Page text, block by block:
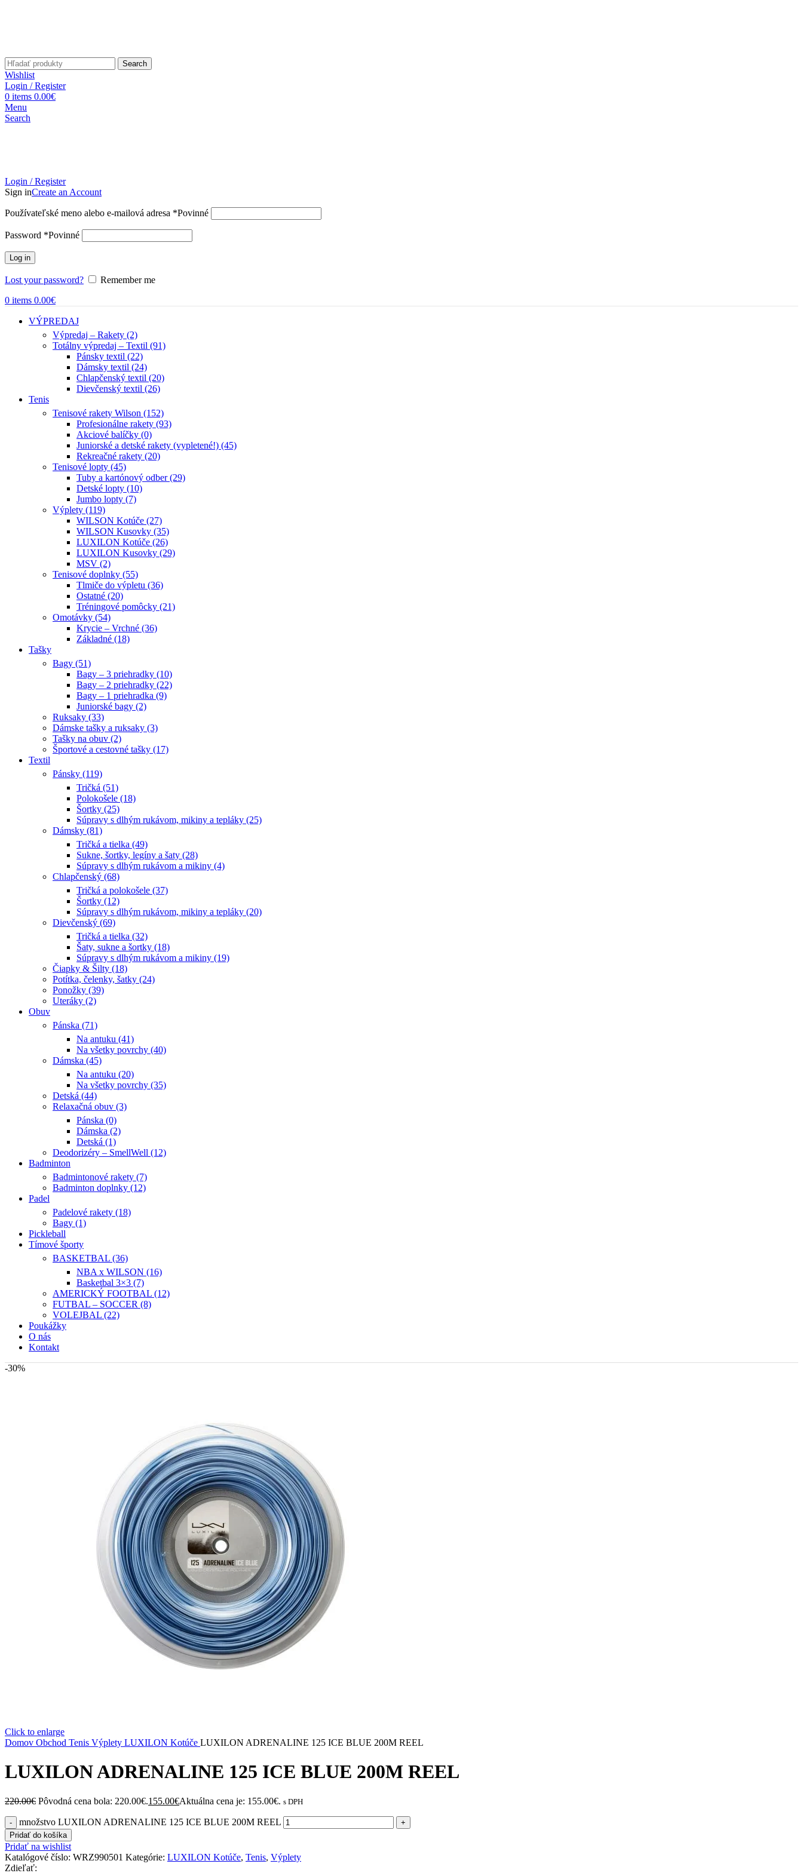
Search
Wishlist
Login / Register
0 items 0.00€
Menu
Search
Login / Register
Sign inCreate an Account
Používateľské meno alebo e-mailová adresa *Povinné
Password *Povinné
Log in
Lost your password?
Remember me
0 items 0.00€
VÝPREDAJ
Výpredaj – Rakety (2)
Totálny výpredaj – Textil (91)
Pánsky textil (22)
Dámsky textil (24)
Chlapčenský textil (20)
Dievčenský textil (26)
Tenis
Tenisové rakety Wilson (152)
Profesionálne rakety (93)
Akciové balíčky (0)
Juniorské a detské rakety (vypletené!) (45)
Rekreačné rakety (20)
Tenisové lopty (45)
Tuby a kartónový odber (29)
Detské lopty (10)
Jumbo lopty (7)
Výplety (119)
WILSON Kotúče (27)
WILSON Kusovky (35)
LUXILON Kotúče (26)
LUXILON Kusovky (29)
MSV (2)
Tenisové doplnky (55)
Tlmiče do výpletu (36)
Ostatné (20)
Tréningové pomôcky (21)
Omotávky (54)
Krycie – Vrchné (36)
Základné (18)
Tašky
Bagy (51)
Bagy – 3 priehradky (10)
Bagy – 2 priehradky (22)
Bagy – 1 priehradka (9)
Juniorské bagy (2)
Ruksaky (33)
Dámske tašky a ruksaky (3)
Tašky na obuv (2)
Športové a cestovné tašky (17)
Textil
Pánsky (119)
Tričká (51)
Polokošele (18)
Šortky (25)
Súpravy s dlhým rukávom, mikiny a tepláky (25)
Dámsky (81)
Tričká a tielka (49)
Sukne, šortky, legíny a šaty (28)
Súpravy s dlhým rukávom a mikiny (4)
Chlapčenský (68)
Tričká a polokošele (37)
Šortky (12)
Súpravy s dlhým rukávom, mikiny a tepláky (20)
Dievčenský (69)
Tričká a tielka (32)
Šaty, sukne a šortky (18)
Súpravy s dlhým rukávom a mikiny (19)
Čiapky & Šilty (18)
Potítka, čelenky, šatky (24)
Ponožky (39)
Uteráky (2)
Obuv
Pánska (71)
Na antuku (41)
Na všetky povrchy (40)
Dámska (45)
Na antuku (20)
Na všetky povrchy (35)
Detská (44)
Relaxačná obuv (3)
Pánska (0)
Dámska (2)
Detská (1)
Deodorizéry – SmellWell (12)
Badminton
Badmintonové rakety (7)
Badminton doplnky (12)
Padel
Padelové rakety (18)
Bagy (1)
Pickleball
Tímové športy
BASKETBAL (36)
NBA x WILSON (16)
Basketbal 3×3 (7)
AMERICKÝ FOOTBAL (12)
FUTBAL – SOCCER (8)
VOLEJBAL (22)
Poukážky
O nás
Kontakt
-30%
Click to enlarge
Domov Obchod Tenis Výplety LUXILON Kotúče LUXILON ADRENALINE 125 ICE BLUE 200M REEL
LUXILON ADRENALINE 125 ICE BLUE 200M REEL
220.00€ Pôvodná cena bola: 220.00€.155.00€Aktuálna cena je: 155.00€. s DPH
množstvo LUXILON ADRENALINE 125 ICE BLUE 200M REEL
Pridať do košíka
Pridať na wishlist
Katalógové číslo: WRZ990501 Kategórie: LUXILON Kotúče, Tenis, Výplety
Zdieľať: